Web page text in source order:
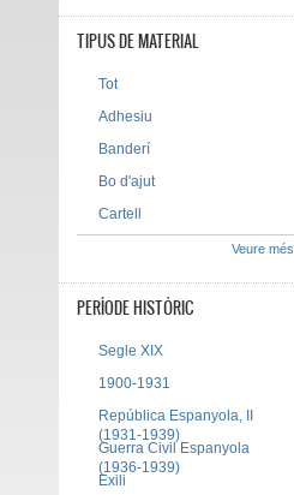
TIPUS DE MATERIAL
Tot
Adhesiu
Banderí
Bo d'ajut
Cartell
Veure més
PERÍODE HISTÒRIC
Segle XIX
1900-1931
República Espanyola, II
(1931-1939)
Guerra Civil Espanyola
(1936-1939)
Exili